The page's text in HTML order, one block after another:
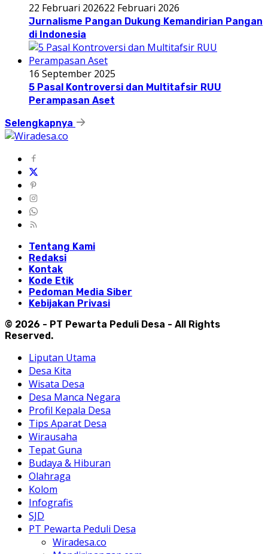
22 Februari 202622 Februari 2026
Jurnalisme Pangan Dukung Kemandirian Pangan
di Indonesia
16 September 2025
5 Pasal Kontroversi dan Multitafsir RUU
Perampasan Aset
Selengkapnya
Tentang Kami
Redaksi
Kontak
Kode Etik
Pedoman Media Siber
Kebijakan Privasi
© 2026 - PT Pewarta Peduli Desa - All Rights
Reserved.
Liputan Utama
Desa Kita
Wisata Desa
Desa Manca Negara
Profil Kepala Desa
Tips Aparat Desa
Wirausaha
Tepat Guna
Budaya & Hiburan
Olahraga
Kolom
Infografis
SJD
PT Pewarta Peduli Desa
Wiradesa.co